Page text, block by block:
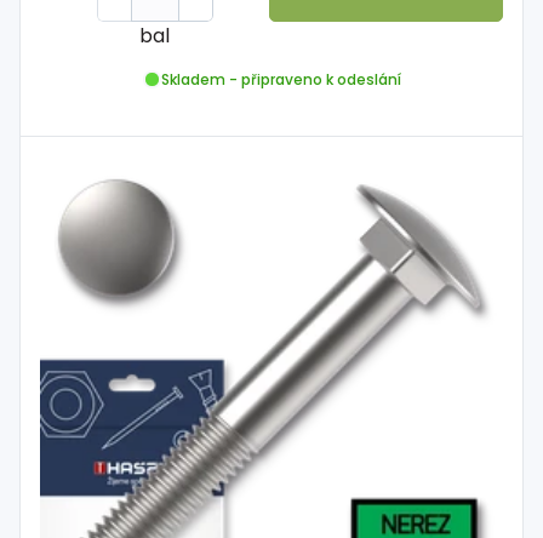
bal
Skladem - připraveno k odeslání